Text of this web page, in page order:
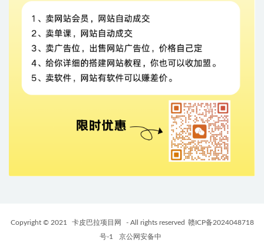
Copyright © 2021 卡皮巴拉项目网 - All rights reserved
赣ICP备2024048718
号-1
京公网安备中